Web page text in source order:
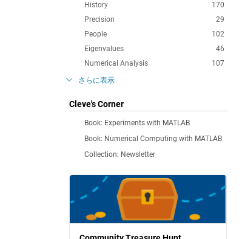
170
History
29
Precision
102
People
46
Eigenvalues
107
Numerical Analysis
さらに表示
Cleve's Corner
Book: Experiments with MATLAB
Book: Numerical Computing with MATLAB
Collection: Newsletter